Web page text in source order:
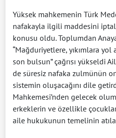
Yüksek mahkemenin Türk
nafakayla ilgili maddesini
konusu oldu. Toplumdan
“Mağduriyetlere, yıkımlara
son bulsun” çağrısı yükseldi
de süresiz nafaka zulmünün
sistemin oluşacağını dile
Mahkemesi’nden gelecek
erkeklerin ve özellikle
aile hukukunun temelinin